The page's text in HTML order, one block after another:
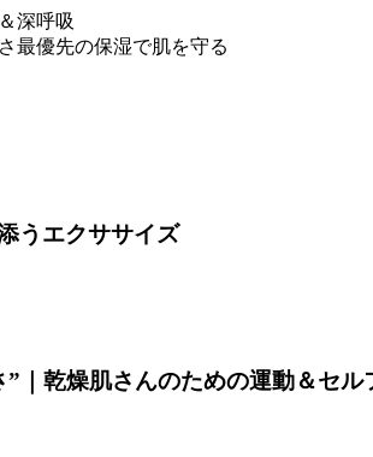
深呼吸
最優先の保湿で肌を守る
うエクササイズ
｜乾燥肌さんのための運動＆セル